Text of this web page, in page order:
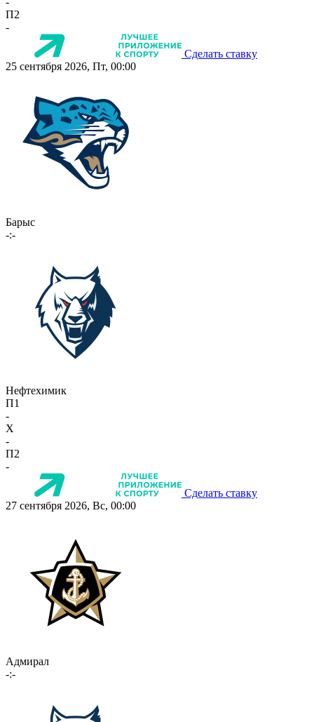
П2
-
Сделать ставку
25 сентября 2026, Пт, 00:00
Барыс
-:-
Нефтехимик
П1
-
X
-
П2
-
Сделать ставку
27 сентября 2026, Вс, 00:00
Адмирал
-:-